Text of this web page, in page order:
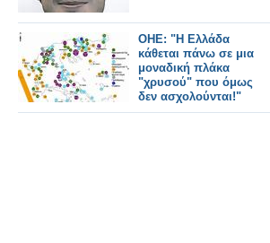
ΟΗΕ: "Η Ελλάδα
κάθεται πάνω σε μια
μοναδική πλάκα
"χρυσού" που όμως
δεν ασχολούνται!"